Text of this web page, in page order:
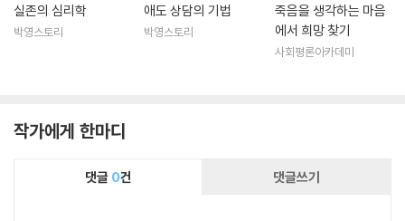
실존의 심리학
박영스토리
애도 상담의 기법
박영스토리
죽음을 생각하는 마음
에서 희망 찾기
사회평론아카데미
작가에게 한마디
댓글 0건 댓글쓰기